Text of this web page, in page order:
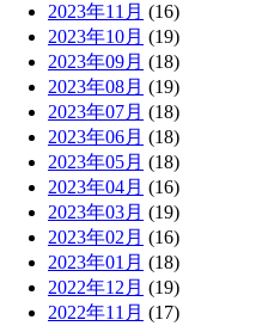
2023年11月 (16)
2023年10月 (19)
2023年09月 (18)
2023年08月 (19)
2023年07月 (18)
2023年06月 (18)
2023年05月 (18)
2023年04月 (16)
2023年03月 (19)
2023年02月 (16)
2023年01月 (18)
2022年12月 (19)
2022年11月 (17)